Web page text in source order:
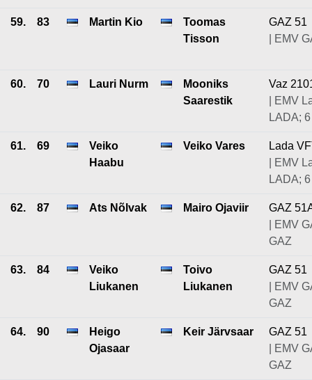
59. 83 Martin Kio
Toomas
Tisson
GAZ 51
| EMV
60. 70 Lauri Nurm
Mooniks
Saarestik
Vaz
| EMV
LADA; 6
61. 69
Veiko
Haabu
Veiko Vares
Lada
| EMV
LADA; 6
62. 87 Ats Nõlvak Mairo Ojaviir
GAZ
| EMV
GAZ
63. 84
Veiko
Liukanen
Toivo
Liukanen
GAZ 51
| EMV
GAZ
64. 90
Heigo
Ojasaar
Keir Järvsaar
GAZ 51
| EMV
GAZ